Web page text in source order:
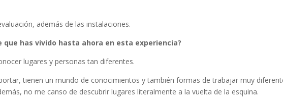
además de las instalaciones.
que has vivido hasta ahora en esta experiencia?
lugares y personas tan diferentes.
tienen un mundo de conocimientos y también formas de trabajar muy
no me canso de descubrir lugares literalmente a la vuelta de la esquina.